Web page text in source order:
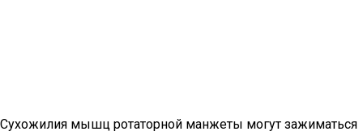
Сухожилия мышц ротаторной манжеты могут зажиматься